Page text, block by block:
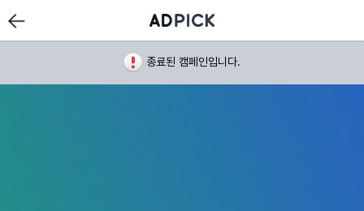
종료된 캠페인입니다.